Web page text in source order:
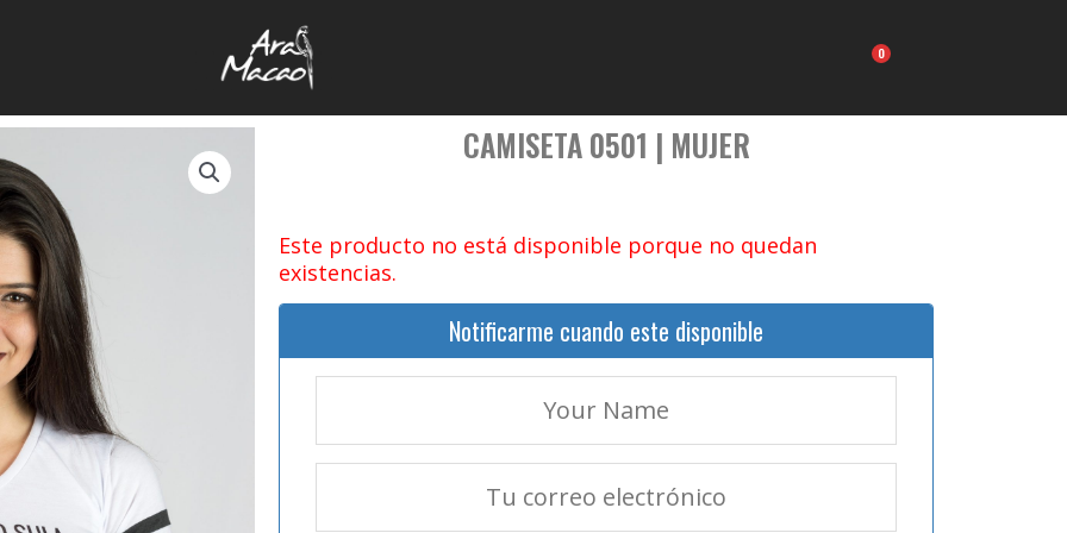
Carrito
CAMISETA 0501 | MUJER
Este producto no está disponible porque no quedan
existencias.
Notificarme cuando este disponible